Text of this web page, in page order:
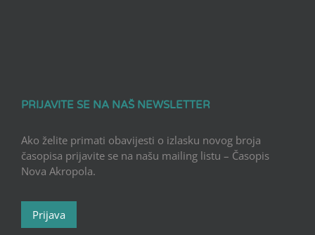
PRIJAVITE SE NA NAŠ NEWSLETTER
Ako želite primati obavijesti o izlasku novog broja
časopisa prijavite se na našu mailing listu – Časopis
Nova Akropola.
Prijava